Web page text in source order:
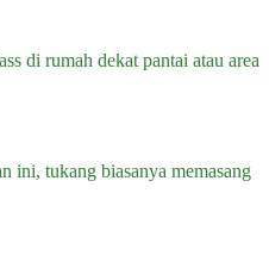
di rumah dekat pantai atau area
ini, tukang biasanya memasang